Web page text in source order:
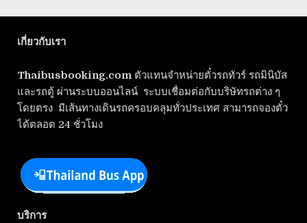
เกี่ยวกับเรา
Thaibusbooking.com ตัวแทนจำหน่ายตั๋วรถทัวร์ รถมินิบัส
และรถตู้ ผ่านระบบออนไลน์ ระบบเชื่อมต่อกับบริษัทรถต่าง ๆ
โดยตรง มีเส้นทางเดินรถครอบคลุมทั่วประเทศ สามารถจองตั๋ว
ได้ตลอด 24 ชั่วโมง
บริการ